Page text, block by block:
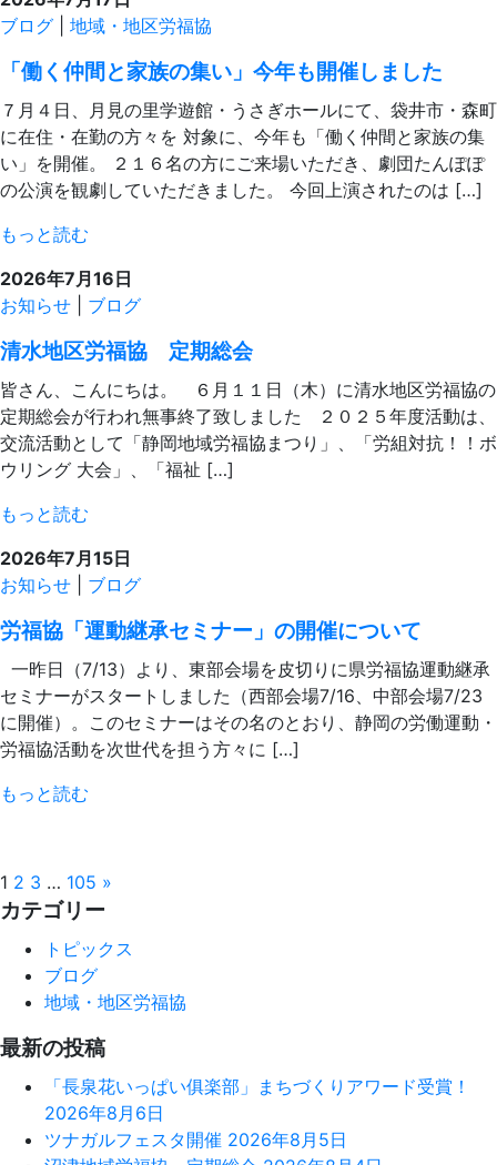
ブログ
地域・地区労福協
「働く仲間と家族の集い」今年も開催しました
７月４日、月見の里学遊館・うさぎホールにて、袋井市・森町
に在住・在勤の方々を 対象に、今年も「働く仲間と家族の集
い」を開催。 ２１６名の方にご来場いただき、劇団たんぽぽ
の公演を観劇していただきました。 今回上演されたのは […]
もっと読む
2026年7月16日
お知らせ
ブログ
清水地区労福協 定期総会
皆さん、こんにちは。 ６月１１日（木）に清水地区労福協の
定期総会が行われ無事終了致しました ２０２５年度活動は、
交流活動として「静岡地域労福協まつり」、「労組対抗！！ボ
ウリング 大会」、「福祉 […]
もっと読む
2026年7月15日
お知らせ
ブログ
労福協「運動継承セミナー」の開催について
一昨日（7/13）より、東部会場を皮切りに県労福協運動継承
セミナーがスタートしました（西部会場7/16、中部会場7/23
に開催）。このセミナーはその名のとおり、静岡の労働運動・
労福協活動を次世代を担う方々に […]
もっと読む
投
稿
ナ
ビ
ゲ
1 2 3 … 105 »
カテゴリー
トピックス
ブログ
地域・地区労福協
最新の投稿
「長泉花いっぱい俱楽部」まちづくりアワード受賞！
2026年8月6日
ツナガルフェスタ開催 2026年8月5日